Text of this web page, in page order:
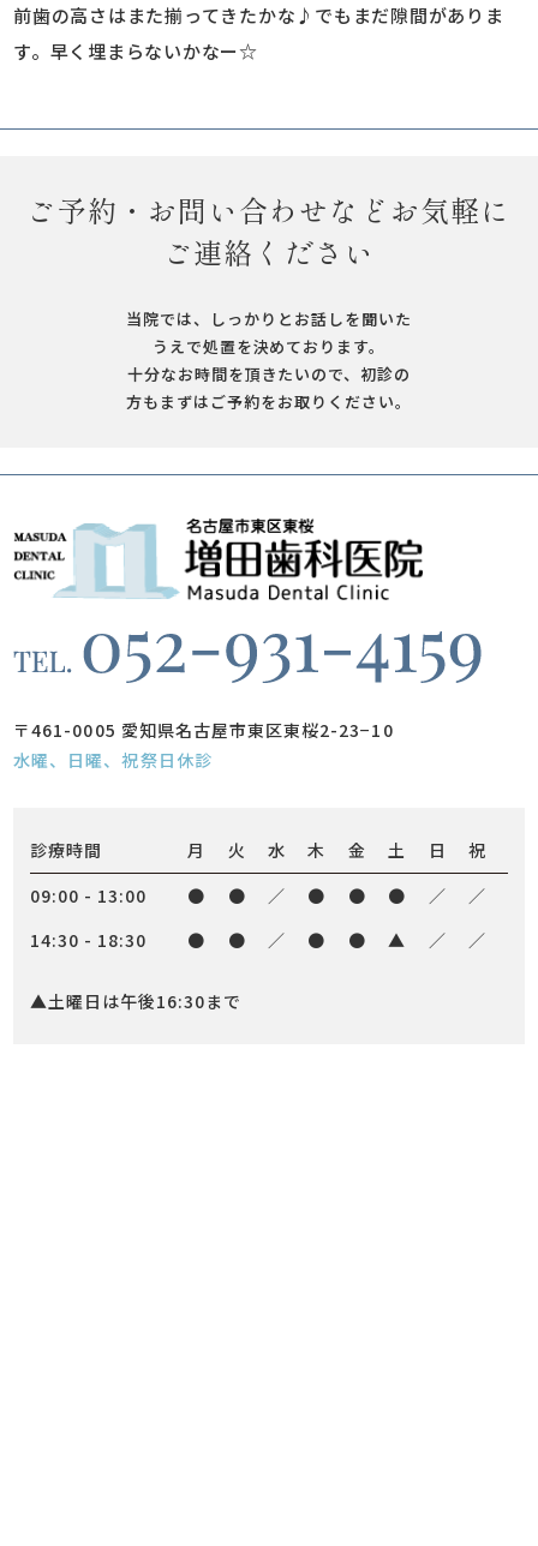
前歯の高さはまた揃ってきたかな♪でもまだ隙間がありま
す。早く埋まらないかなー☆
ご予約・お問い合わせなどお気軽に
ご連絡ください
当院では、しっかりとお話しを聞いた
うえで処置を決めております。
十分なお時間を頂きたいので、初診の
方もまずはご予約をお取りください。
〒461-0005 愛知県名古屋市東区東桜2-23−10
水曜、日曜、祝祭日休診
診療時間 月 火 水 木 金 土 日
祝
09:00 - 13:00
● ● ／ ● ● ● ／
／
14:30 - 18:30
● ● ／ ● ● ▲ ／ ／
▲土曜日は午後16:30まで